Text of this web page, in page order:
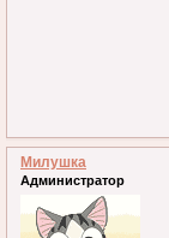
Милушка
Администратор